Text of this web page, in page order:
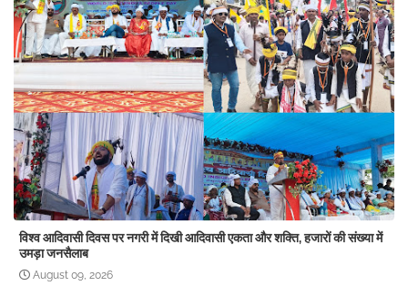
विश्व आदिवासी दिवस पर नगरी में दिखी आदिवासी एकता और शक्ति, हजारों की संख्या में
उमड़ा जनसैलाब
August 09, 2026